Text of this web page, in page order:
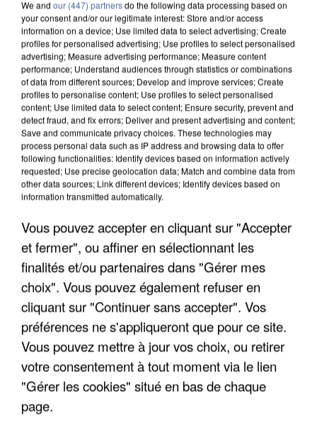
8h00
Un second cadre de la DZ Mafia interpellé en
Algérie
Un cofondateur du réseau avait été interpellé
quelques jours plus tôt.
6 août 2026
Gabriel Attal et Raphaël Glucksmann visés par des
We and our (447) partnersdo the following data processing based on
your consent and/or our legitimate interest: Store and/or access
information on a device; Use limited data to select advertising; Create
profiles for personalised advertising; Use profiles to select personalised
advertising; Measure advertising performance; Measure content
performance; Understand audiences through statistics or combinations
of data from different sources; Develop and improve services; Create
profiles to personalise content; Use profiles to select personalised
content; Use limited data to select content; Ensure security, prevent and
detect fraud, and fix errors; Deliver and present advertising and content;
Save and communicate privacy choices. These technologies may
process personal data such as IP address and browsing data to offer
following functionalities: Identify devices based on information actively
requested; Use precise geolocation data; Match and combine data from
other data sources; Link different devices; Identify devices based on
information transmitted automatically.
Vous pouvez accepter en cliquant sur "Accepter
et fermer", ou affiner en sélectionnant les
finalités et/ou partenaires dans "Gérer mes
choix". Vous pouvez également refuser en
cliquant sur "Continuer sans accepter". Vos
préférences ne s'appliqueront que pour ce site.
Vous pouvez mettre à jour vos choix, ou retirer
votre consentement à tout moment via le lien
"Gérer les cookies" situé en bas de chaque
page.